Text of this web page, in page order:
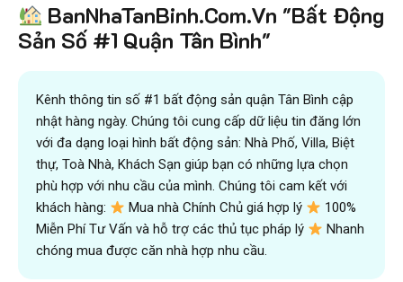
BanNhaTanBinh.Com.Vn "Bất Động
Sản Số #1 Quận Tân Bình"
Kênh thông tin số #1 bất động sản quận Tân Bình cập
nhật hàng ngày. Chúng tôi cung cấp dữ liệu tin đăng lớn
với đa dạng loại hình bất động sản: Nhà Phố, Villa, Biệt
thự, Toà Nhà, Khách Sạn giúp bạn có những lựa chọn
phù hợp với nhu cầu của mình. Chúng tôi cam kết với
khách hàng:
Mua nhà Chính Chủ giá hợp lý
100%
Miễn Phí Tư Vấn và hỗ trợ các thủ tục pháp lý
Nhanh
chóng mua được căn nhà hợp nhu cầu.